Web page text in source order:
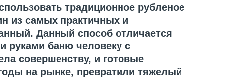
традиционное рубленое
из самых практичных и
Данный способ отличается
руками баню человеку с
совершенству, и готовые
на рынке, превратили тяжелый